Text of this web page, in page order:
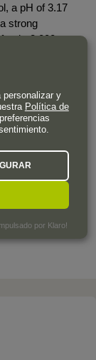
a pH of 3.17
strong
2,000
y
Política de
por Klaro!